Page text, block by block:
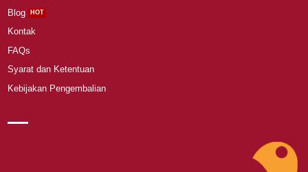
Blog
Kontak
FAQs
Syarat dan Ketentuan
Kebijakan Pengembalian